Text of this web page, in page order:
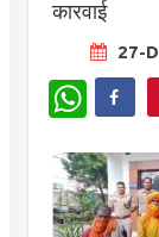
कारवाई
27-